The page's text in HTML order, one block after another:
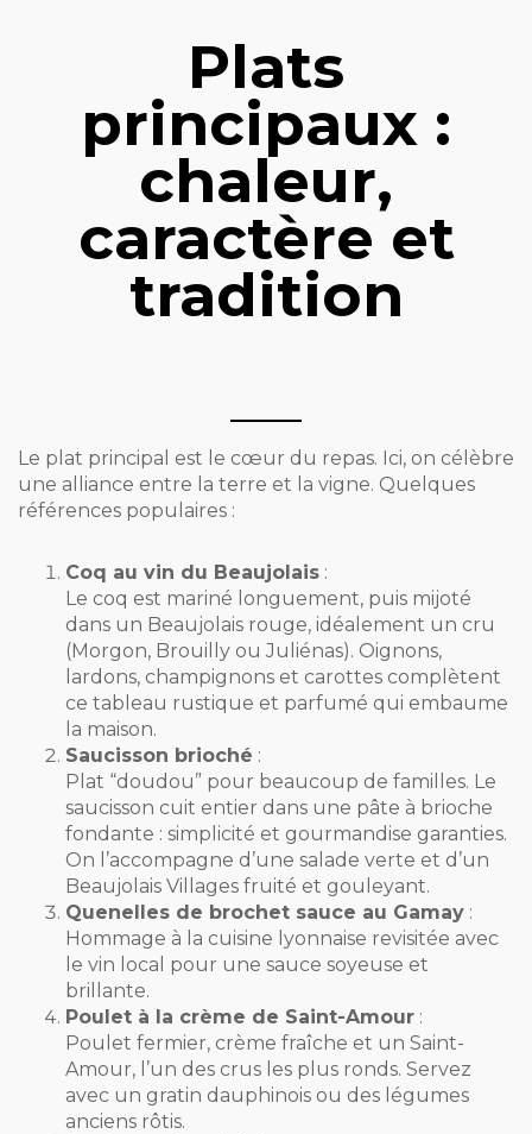
Plats
principaux :
chaleur,
caractère et
tradition
Le plat principal est le cœur du repas. Ici, on célèbre
une alliance entre la terre et la vigne. Quelques
références populaires :
Coq au vin du Beaujolais :
Le coq est mariné longuement, puis mijoté
dans un Beaujolais rouge, idéalement un cru
(Morgon, Brouilly ou Juliénas). Oignons,
lardons, champignons et carottes complètent
ce tableau rustique et parfumé qui embaume
la maison.
Saucisson brioché :
Plat “doudou” pour beaucoup de familles. Le
saucisson cuit entier dans une pâte à brioche
fondante : simplicité et gourmandise garanties.
On l’accompagne d’une salade verte et d’un
Beaujolais Villages fruité et gouleyant.
Quenelles de brochet sauce au Gamay :
Hommage à la cuisine lyonnaise revisitée avec
le vin local pour une sauce soyeuse et
brillante.
Poulet à la crème de Saint-Amour :
Poulet fermier, crème fraîche et un Saint-
Amour, l’un des crus les plus ronds. Servez
avec un gratin dauphinois ou des légumes
anciens rôtis.